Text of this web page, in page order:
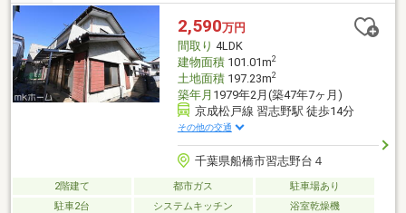
2,590万円
間取り 4LDK
建物面積101.01m2
土地面積197.23m2
築年月 1979年2月(築47年7ヶ月)
京成松戸線 習志野駅 徒歩14分
その他の交通
千葉県船橋市習志野台４
2階建て 都市ガス
駐車場あり
駐車2台
システムキッチン 浴室乾燥機